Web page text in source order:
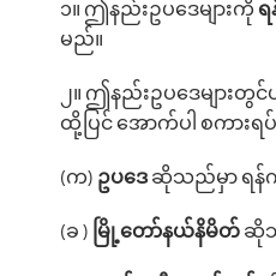
၁။ ဤနည်းဥပ‌ဒေများကို ရ
မည်။
၂။ ဤနည်းဥပ‌ဒေများ
ထို့ပြင် ‌အောက်ပါ စကား
(က) ဥပ‌ဒေဆိုသည်မှာ ရန်
(ခ ) မြို့‌တော်နယ်နိမိတ် ဆို